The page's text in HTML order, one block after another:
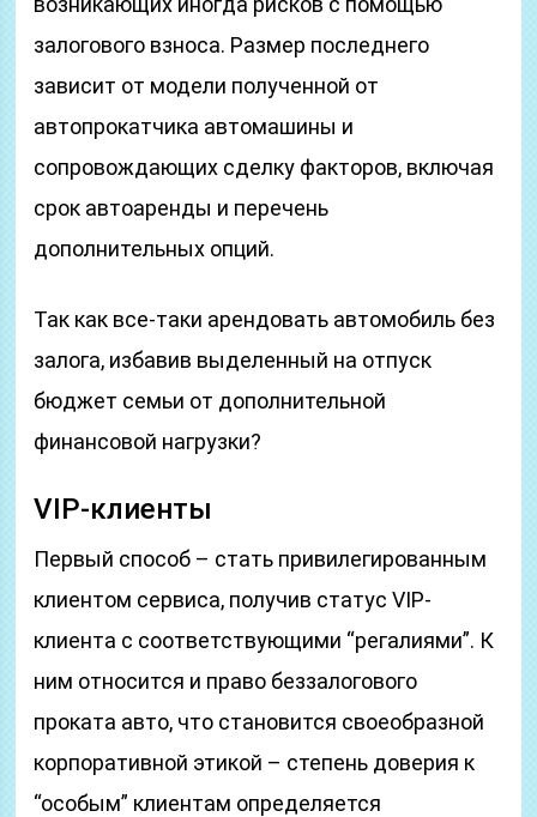
залогового взноса. Размер последнего
зависит от модели полученной от
автопрокатчика автомашины и
сопровождающих сделку факторов, включая
срок автоаренды и перечень
дополнительных опций.
Так как все-таки арендовать автомобиль без
залога, избавив выделенный на отпуск
бюджет семьи от дополнительной
финансовой нагрузки?
VIP-клиенты
Первый способ – стать привилегированным
клиентом сервиса, получив статус VIP-
клиента с соответствующими “регалиями”. К
ним относится и право беззалогового
проката авто, что становится своеобразной
корпоративной этикой – степень доверия к
“особым” клиентам определяется